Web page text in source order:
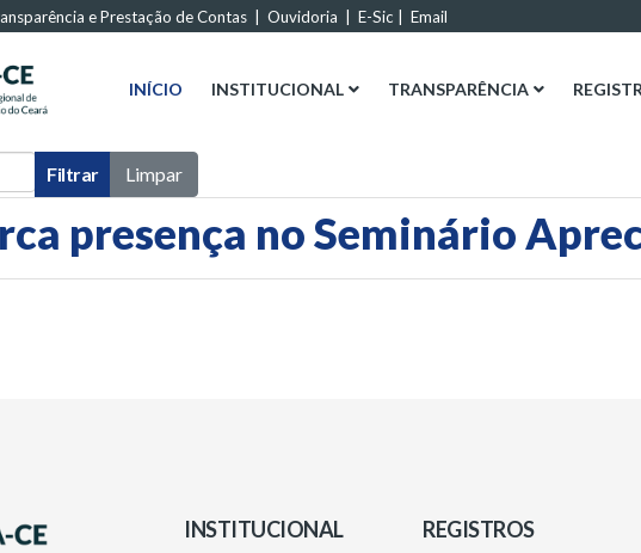
e Prestação de Contas Ouvidoria E-Sic Email
INÍCIO INSTITUCIONAL TRANSPARÊNCIA
Filtrar Limpar
presença no Seminário
INSTITUCIONAL REGISTROS